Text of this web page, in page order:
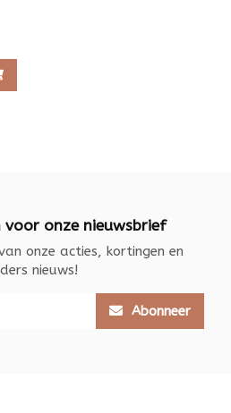
onze nieuwsbrief
onze acties, kortingen en
nieuws!
Abonneer